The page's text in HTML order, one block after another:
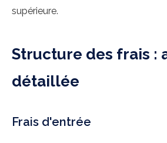
supérieure.
Structure des frais :
détaillée
Frais d'entrée